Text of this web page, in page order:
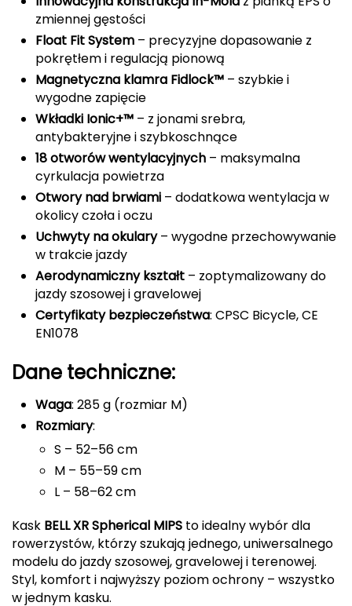
GIVOVA
GSI Outdoors
Gear Aid
Gerber
Giant Dragon
Gilmonte
Giro
Grand Trunk
Grivel
HAGLÖFS
HMS
HMS PREMIUM
zmiennej gęstości
Float Fit System – precyzyjne dopasowanie z
pokrętłem i regulacją pionową
Magnetyczna klamra Fidlock™ – szybkie i
wygodne zapięcie
Wkładki Ionic+™ – z jonami srebra,
antybakteryjne i szybkoschnące
18 otworów wentylacyjnych – maksymalna
cyrkulacja powietrza
Otwory nad brwiami – dodatkowa wentylacja w
okolicy czoła i oczu
Uchwyty na okulary– wygodne przechowywanie
w trakcie jazdy
Aerodynamiczny kształt – zoptymalizowany do
jazdy szosowej i gravelowej
Certyfikaty bezpieczeństwa: CPSC Bicycle, CE
EN1078
Dane techniczne:
Waga: 285 g (rozmiar M)
Rozmiary:
S – 52–56 cm
M – 55–59 cm
L – 58–62 cm
Kask BELL XR Spherical MIPS to idealny wybór dla
rowerzystów, którzy szukają jednego, uniwersalnego
modelu do jazdy szosowej, gravelowej i terenowej.
Styl, komfort i najwyższy poziom ochrony – wszystko
w jednym kasku.